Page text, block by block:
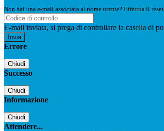
Non hai una e-mail associata al nome utente? Effettua il
E-mail inviata, si prega di controllare la casella di
Errore
Chiudi
Successo
Chiudi
Informazione
Chiudi
Attendere...